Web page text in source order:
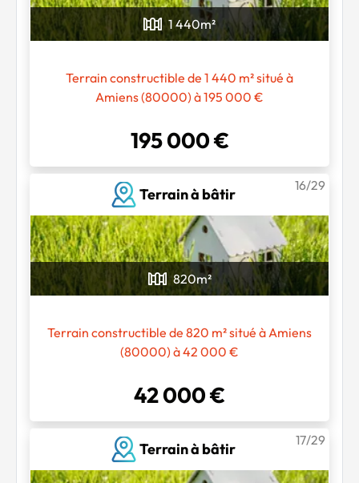
Chargement...
1 440m²
Terrain constructible de 1 440 m² situé à
Amiens (80000) à 195 000 €
195 000 €
Terrain à bâtir
16/29
820m²
Terrain constructible de 820 m² situé à Amiens
(80000) à 42 000 €
42 000 €
Terrain à bâtir
17/29